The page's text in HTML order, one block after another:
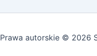
Prawa autorskie © 2026